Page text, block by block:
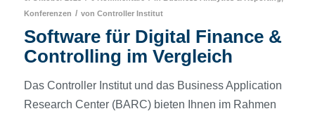
Konferenzen / von Controller Institut
Software für Digital Finance &
Controlling im Vergleich
Das Controller Institut und das Business Application
Research Center (BARC) bieten Ihnen im Rahmen